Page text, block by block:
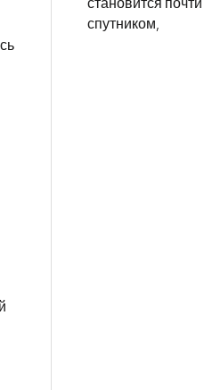
становится
спутником,